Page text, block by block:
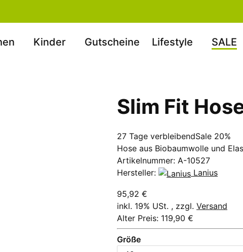
Kinder Gutscheine Lifestyle SALE
Slim Fit
27 Tage verbleibendSale 20%
Hose aus Biobaumwolle und
Artikelnummer: A-10527
Hersteller:
Lanius
95,92 €
inkl. 19% USt. , zzgl. Versand
Alter Preis: 119,90 €
Größe